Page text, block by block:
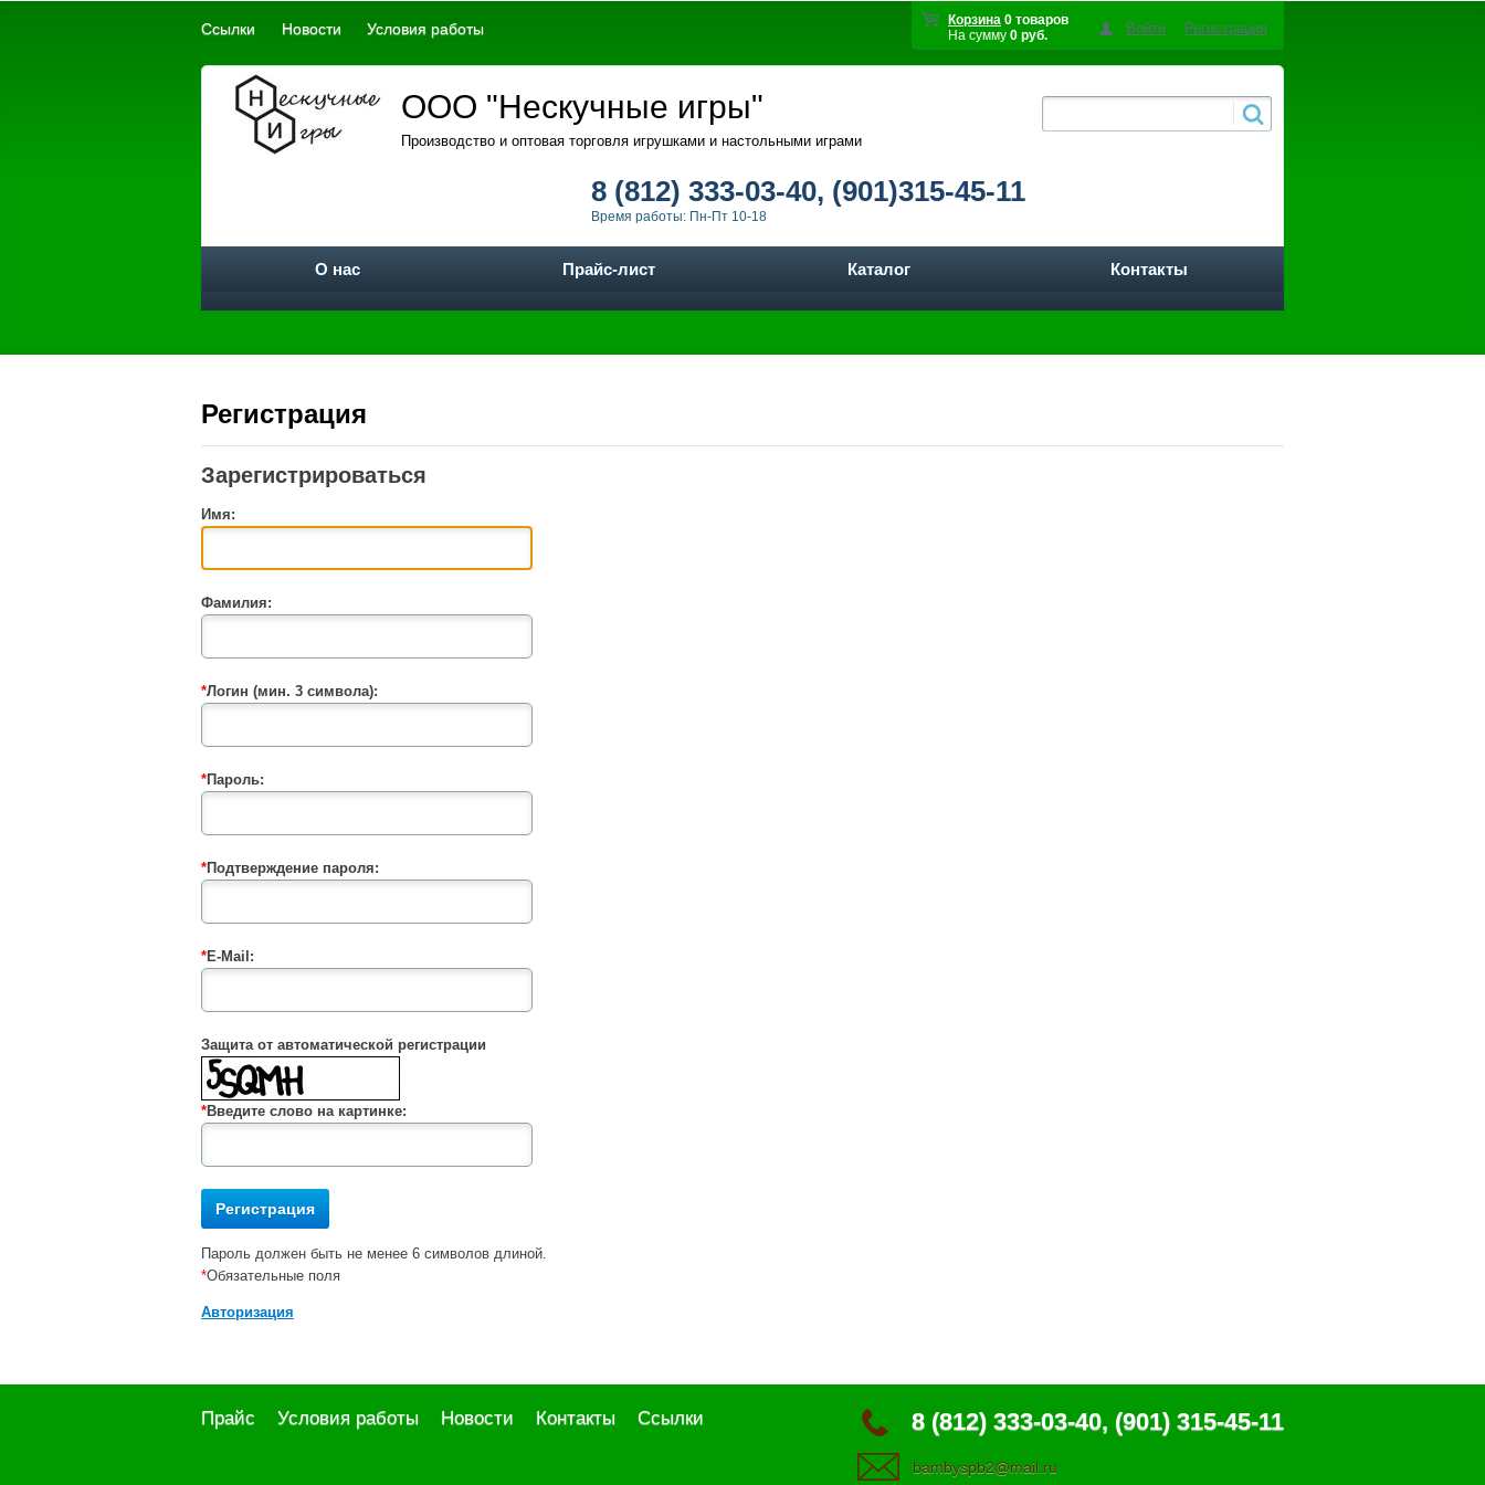
Корзина 0 товаров
На сумму 0 руб. Войти Регистрация
Ссылки Новости Условия работы
ООО "Нескучные игры"
Производство и оптовая торговля игрушками и настольными играми
8 (812) 333-03-40, (901)315-45-11
Время работы: Пн-Пт 10-18
О нас Прайс-лист Каталог Контакты
Регистрация
Зарегистрироваться
Имя:
Фамилия:
*Логин (мин. 3 символа):
*Пароль:
*Подтверждение пароля:
*E-Mail:
Защита от автоматической регистрации
*Введите слово на картинке:
Пароль должен быть не менее 6 символов длиной.
*Обязательные поля
Авторизация
8 (812) 333-03-40, (901) 315-45-11
bambyspb2@mail.ru
Прайс Условия работы Новости Контакты Ссылки